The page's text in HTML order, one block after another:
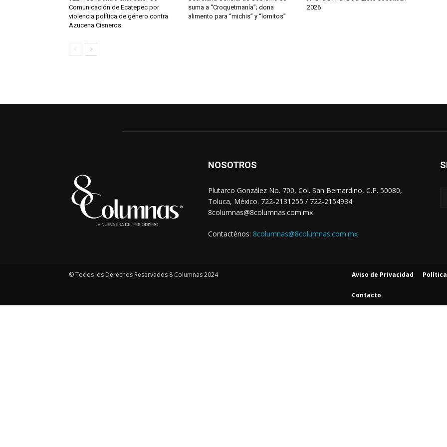
Comunicación de Ecatepec por
violencia política de género contra
Azucena Cisneros
suma a “Croquetmanía”; dona
alimento para “michis” y “lomitos”
2026
NOSOTROS
Plutarco González No. 700, Col. San Bernardino, C.P. 50080,
Toluca, México. 722-2131255 / 722-2154934
8columnas@8columnas.com.mx
Contacténos: 8columnas@8columnas.com.mx
© Todos los Derechos Reservados 8 Columnas 2024 Aviso de Privacidad
Contacto